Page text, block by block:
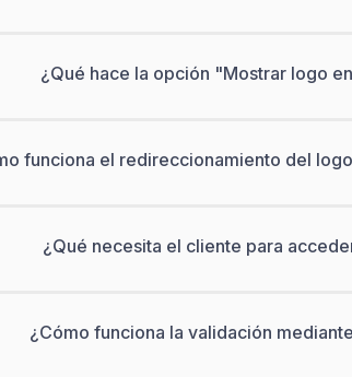
¿Qué hace la opción "Mostrar logo
funciona el redireccionamiento del
¿Qué necesita el cliente para
¿Cómo funciona la validación